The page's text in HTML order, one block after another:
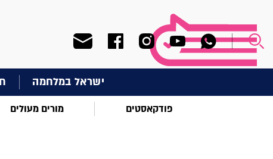
ישראל במלחמה
פודקאסטים מורים מעולים